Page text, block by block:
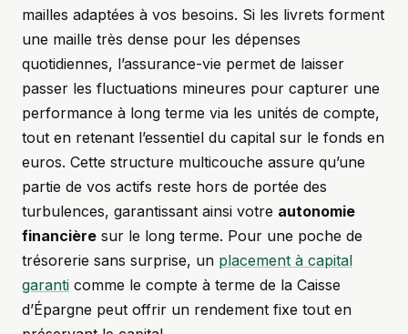
mailles adaptées à vos besoins. Si les livrets forment
une maille très dense pour les dépenses
quotidiennes, l’assurance-vie permet de laisser
passer les fluctuations mineures pour capturer une
performance à long terme via les unités de compte,
tout en retenant l’essentiel du capital sur le fonds en
euros. Cette structure multicouche assure qu’une
partie de vos actifs reste hors de portée des
turbulences, garantissant ainsi votre autonomie
financière sur le long terme. Pour une poche de
trésorerie sans surprise, un placement à capital
garanti comme le compte à terme de la Caisse
d’Épargne peut offrir un rendement fixe tout en